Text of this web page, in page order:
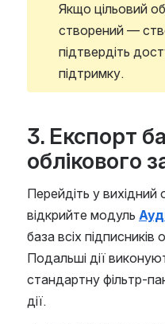
Якщо цільовий
створений —
підтвердіть
підтримку.
3. Експорт
облікового
Перейдіть у вихідний
відкрийте модуль
база всіх підписників
Подальші дії
стандартну фільтр-
дії.